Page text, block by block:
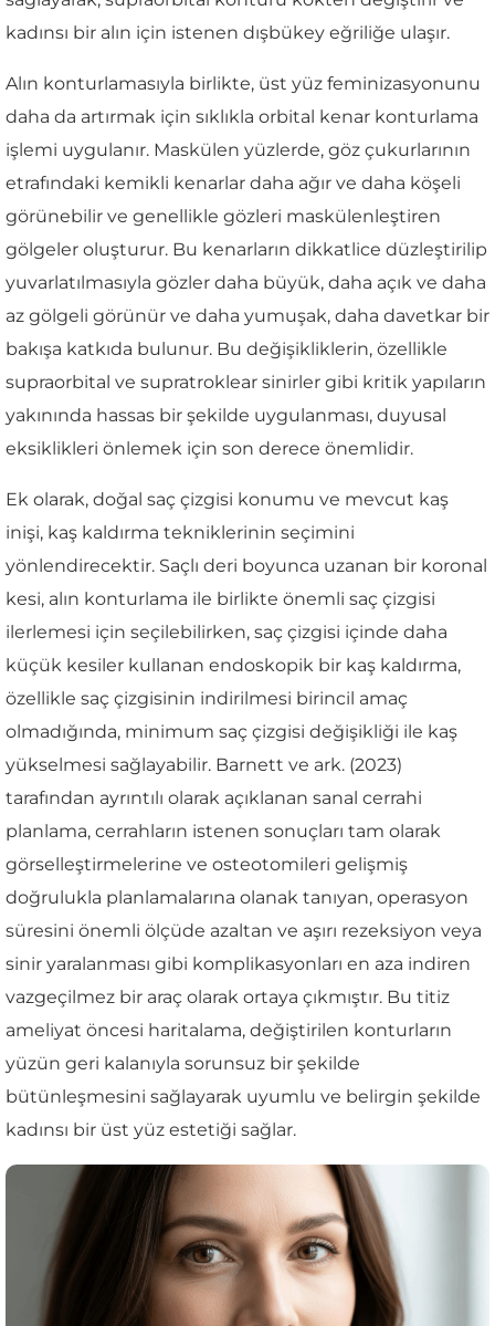
kadınsı bir alın için istenen dışbükey eğriliğe ulaşır.
Alın konturlamasıyla birlikte, üst yüz feminizasyonunu
daha da artırmak için sıklıkla orbital kenar konturlama
işlemi uygulanır. Maskülen yüzlerde, göz çukurlarının
etrafındaki kemikli kenarlar daha ağır ve daha köşeli
görünebilir ve genellikle gözleri maskülenleştiren
gölgeler oluşturur. Bu kenarların dikkatlice düzleştirilip
yuvarlatılmasıyla gözler daha büyük, daha açık ve daha
az gölgeli görünür ve daha yumuşak, daha davetkar bir
bakışa katkıda bulunur. Bu değişikliklerin, özellikle
supraorbital ve supratroklear sinirler gibi kritik yapıların
yakınında hassas bir şekilde uygulanması, duyusal
eksiklikleri önlemek için son derece önemlidir.
Ek olarak, doğal saç çizgisi konumu ve mevcut kaş
inişi, kaş kaldırma tekniklerinin seçimini
yönlendirecektir. Saçlı deri boyunca uzanan bir koronal
kesi, alın konturlama ile birlikte önemli saç çizgisi
ilerlemesi için seçilebilirken, saç çizgisi içinde daha
küçük kesiler kullanan endoskopik bir kaş kaldırma,
özellikle saç çizgisinin indirilmesi birincil amaç
olmadığında, minimum saç çizgisi değişikliği ile kaş
yükselmesi sağlayabilir. Barnett ve ark. (2023)
tarafından ayrıntılı olarak açıklanan sanal cerrahi
planlama, cerrahların istenen sonuçları tam olarak
görselleştirmelerine ve osteotomileri gelişmiş
doğrulukla planlamalarına olanak tanıyan, operasyon
süresini önemli ölçüde azaltan ve aşırı rezeksiyon veya
sinir yaralanması gibi komplikasyonları en aza indiren
vazgeçilmez bir araç olarak ortaya çıkmıştır. Bu titiz
ameliyat öncesi haritalama, değiştirilen konturların
yüzün geri kalanıyla sorunsuz bir şekilde
bütünleşmesini sağlayarak uyumlu ve belirgin şekilde
kadınsı bir üst yüz estetiği sağlar.